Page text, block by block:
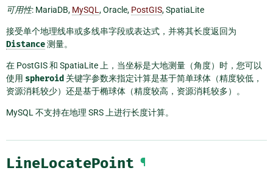
可用性: MariaDB, MySQL , Oracle, PostGIS, SpatiaLite
接受单个地理线串或多线串字段或表达式，并将其长度返回为
Distance测量。
在 PostGIS 和 SpatiaLite 上，当坐标是大地测量（角度）时，您可以
使用 spheroid 关键字参数来指定计算是基于简单球体（精度较低，
资源消耗较少）还是基于椭球体（精度较高，资源消耗较多）。
MySQL 不支持在地理 SRS 上进行长度计算。
LineLocatePoint ¶